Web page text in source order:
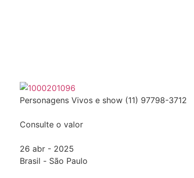
Personagens Vivos e show (11) 97798-3712
Consulte o valor
26 abr - 2025
Brasil - São Paulo